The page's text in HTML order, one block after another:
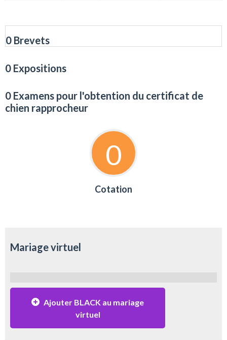
0 Brevets
0 Expositions
0 Examens pour l'obtention du certificat de
chien rapprocheur
0
Cotation
Mariage virtuel
Ajouter BLACK au mariage
virtuel